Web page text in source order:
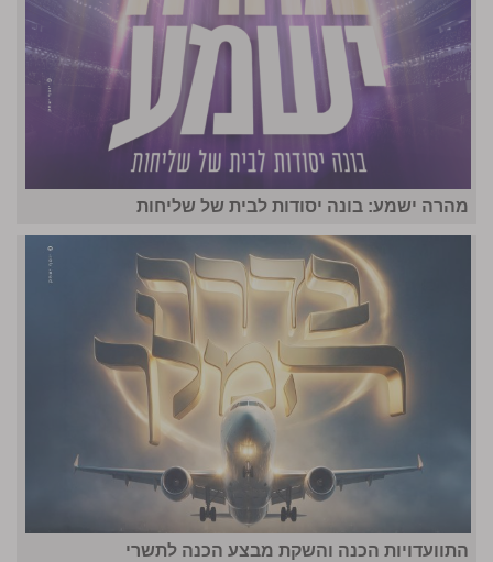
מהרה ישמע: בונה יסודות לבית של שליחות
התוועדויות הכנה והשקת מבצע הכנה לתשרי